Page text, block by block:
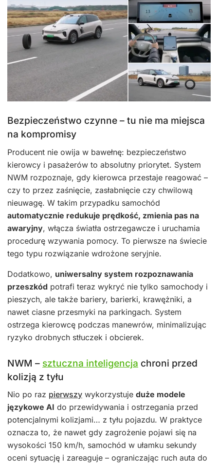
Bezpieczeństwo czynne – tu nie ma miejsca
na kompromisy
Producent nie owija w bawełnę: bezpieczeństwo
kierowcy i pasażerów to absolutny priorytet. System
NWM rozpoznaje, gdy kierowca przestaje reagować –
czy to przez zaśnięcie, zasłabnięcie czy chwilową
nieuwagę. W takim przypadku samochód
automatycznie redukuje prędkość, zmienia pas na
awaryjny, włącza światła ostrzegawcze i uruchamia
procedurę wzywania pomocy. To pierwsze na świecie
tego typu rozwiązanie wdrożone seryjnie.
Dodatkowo, uniwersalny system rozpoznawania
przeszkód potrafi teraz wykryć nie tylko samochody i
pieszych, ale także bariery, barierki, krawężniki, a
nawet ciasne przesmyki na parkingach. System
ostrzega kierowcę podczas manewrów, minimalizując
ryzyko drobnych stłuczek i obcierek.
NWM – sztuczna inteligencja chroni przed
kolizją z tyłu
Nio po raz pierwszy wykorzystuje duże modele
językowe AI do przewidywania i ostrzegania przed
potencjalnymi kolizjami… z tyłu pojazdu. W praktyce
oznacza to, że nawet gdy zagrożenie pojawi się na
wysokości 150 km/h, samochód w ułamku sekundy
oceni sytuację i zareaguje – ograniczając ruch auta do